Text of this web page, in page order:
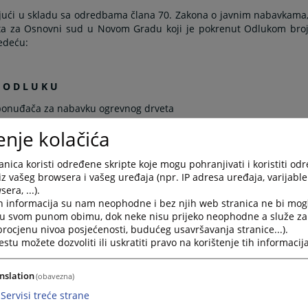
u skladu sa odredbama člana 70. Zakona o javnim nabavkama,
za Osnovni sud u Novom Gradu koji je pokrenut Odlukom broj
O D L U K U
za nabavku ogrevnog drveta
nabavke ogrevnog drveta za 2022. godinu
godine i Obavještenjem o nabavci broj 6759-7-1-4-3-4/22 od
dostavu ponuda zaprimljena je jedna ponuda, te se Ugovor za
Adamović“ d.o.o. Novi Grad, za ponuđenu cijenu od
ponudom.
u Novom Gradu.
r a z l o ž e nj e
kolačića
koristi određene skripte koje mogu pohranjivati i koristiti
vašeg browsera i vašeg uređaja (npr. IP adresa uređaja,
...).
informacija su nam neophodne i bez njih web stranica ne bi
svom punom obimu, dok neke nisu prijeko neophodne a služe
nivoa posjećenosti, budućeg usavršavanja stranice...).
možete dozvoliti ili uskratiti pravo na korištenje tih
(obavezna)
Servisi treće strane